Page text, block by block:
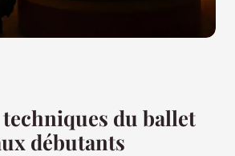
du ballet
débutants